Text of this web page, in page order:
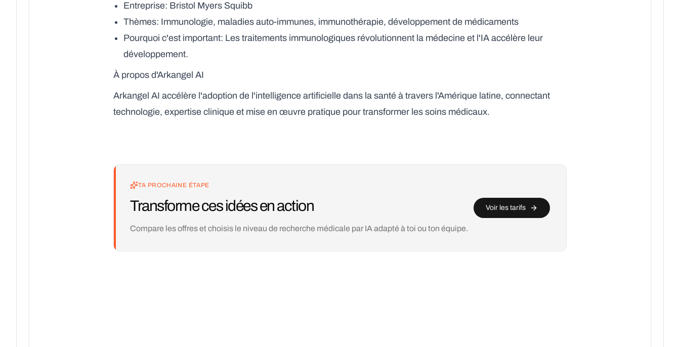
Entreprise: Bristol Myers Squibb
Thèmes: Immunologie, maladies auto-immunes, immunothérapie, développement de médicaments
Pourquoi c'est important: Les traitements immunologiques révolutionnent la médecine et l'IA accélère leur
développement.
À propos d'Arkangel AI
Arkangel AI accélère l'adoption de l'intelligence artificielle dans la santé à travers l'Amérique latine, connectant
technologie, expertise clinique et mise en œuvre pratique pour transformer les soins médicaux.
TA PROCHAINE ÉTAPE
Transforme ces idées en action
Compare les offres et choisis le niveau de recherche médicale par IA adapté à toi ou ton équipe.
Voir les tarifs